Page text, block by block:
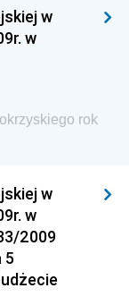
Finansów
Górniczego
i Rozwoju
Archiwów
Inwestycji i
w
w
rok
w
w
2009
5